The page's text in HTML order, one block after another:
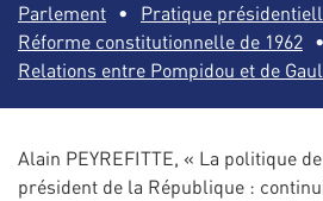
Parlement
Pratique
Réforme constitutionnelle de 1962
Relations entre Pompidou et de
Alain PEYREFITTE, « La politique
président de la République :